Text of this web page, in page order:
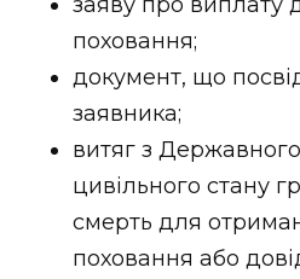
поховання;
документ, що
заявника;
витяг з Державного
цивільного стану
смерть для
поховання або